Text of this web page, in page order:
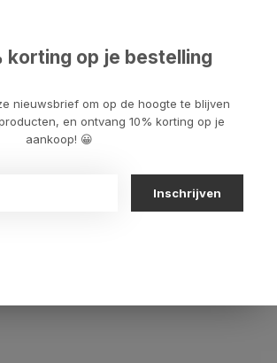
- perfect om je doelen te
cm). Inclusief hoogwaardige wijn ...
korting op je bestelling
nieuwsbrief om op de hoogte te blijven
en ontvang 10% korting op je
aankoop! 😀
Inschrijven